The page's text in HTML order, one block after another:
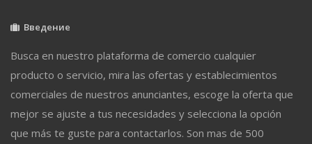
Введение
Busca en nuestro plataforma de comercio cualquier
producto o servicio, mira las ofertas y establecimientos
comerciales de nuestros anunciantes, escoge la oferta que
mejor se ajuste a tus necesidades y selecciona la opción
que más te guste para contactarlos. Son mas de 500